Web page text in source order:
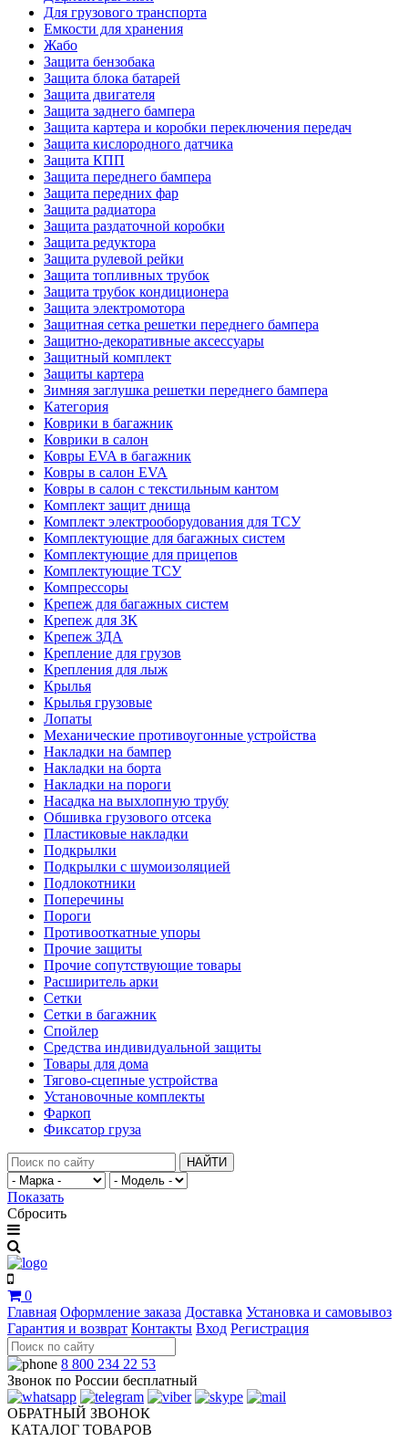
Для грузового транспорта
Емкости для хранения
Жабо
Защита бензобака
Защита блока батарей
Защита двигателя
Защита заднего бампера
Защита картера и коробки переключения передач
Защита кислородного датчика
Защита КПП
Защита переднего бампера
Защита передних фар
Защита радиатора
Защита раздаточной коробки
Защита редуктора
Защита рулевой рейки
Защита топливных трубок
Защита трубок кондиционера
Защита электромотора
Защитная сетка решетки переднего бампера
Защитно-декоративные аксессуары
Защитный комплект
Защиты картера
Зимняя заглушка решетки переднего бампера
Категория
Коврики в багажник
Коврики в салон
Ковры EVA в багажник
Ковры в салон EVA
Ковры в салон с текстильным кантом
Комплект защит днища
Комплект электрооборудования для ТСУ
Комплектующие для багажных систем
Комплектующие для прицепов
Комплектующие ТСУ
Компрессоры
Крепеж для багажных систем
Крепеж для ЗК
Крепеж ЗДА
Крепление для грузов
Крепления для лыж
Крылья
Крылья грузовые
Лопаты
Механические противоугонные устройства
Накладки на бампер
Накладки на борта
Накладки на пороги
Насадка на выхлопную трубу
Обшивка грузового отсека
Пластиковые накладки
Подкрылки
Подкрылки с шумоизоляцией
Подлокотники
Поперечины
Пороги
Противооткатные упоры
Прочие защиты
Прочие сопутствующие товары
Расширитель арки
Сетки
Сетки в багажник
Спойлер
Средства индивидуальной защиты
Товары для дома
Тягово-сцепные устройства
Установочные комплекты
Фаркоп
Фиксатор груза
НАЙТИ
Показать
Сбросить
0
Главная Оформление заказа Доставка Установка и самовывоз
Гарантия и возврат Контакты Вход Регистрация
8 800 234 22 53
Звонок по России бесплатный
ОБРАТНЫЙ ЗВОНОК
КАТАЛОГ ТОВАРОВ